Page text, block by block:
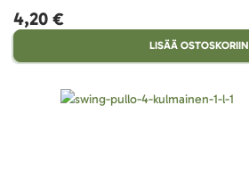
4,20 €
LISÄÄ OSTOSKORIIN